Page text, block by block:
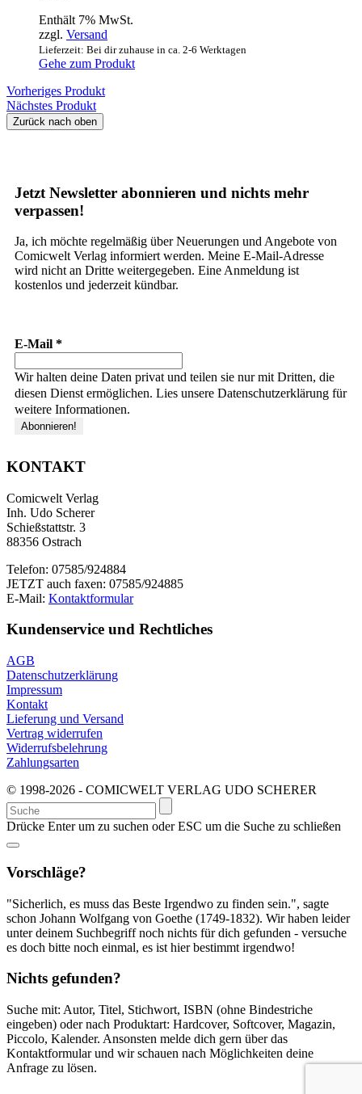
Enthält 7% MwSt.
zzgl. Versand
Lieferzeit: Bei dir zuhause in ca. 2-6 Werktagen
Gehe zum Produkt
Vorheriges Produkt
Nächstes Produkt
Zurück nach oben
Jetzt Newsletter abonnieren und nichts mehr
verpassen!
Ja, ich möchte regelmäßig über Neuerungen und Angebote von
Comicwelt Verlag informiert werden. Meine E-Mail-Adresse
wird nicht an Dritte weitergegeben. Eine Anmeldung ist
kostenlos und jederzeit kündbar.
E-Mail *
Wir halten deine Daten privat und teilen sie nur mit Dritten, die
diesen Dienst ermöglichen. Lies unsere Datenschutzerklärung für
weitere Informationen.
KONTAKT
Comicwelt Verlag
Inh. Udo Scherer
Schießstattstr. 3
88356 Ostrach
Telefon: 07585/924884
JETZT auch faxen: 07585/924885
E-Mail: Kontaktformular
Kundenservice und Rechtliches
AGB
Datenschutzerklärung
Impressum
Kontakt
Lieferung und Versand
Vertrag widerrufen
Widerrufsbelehrung
Zahlungsarten
© 1998-2026 - COMICWELT VERLAG UDO SCHERER
Suchen
nach:
Drücke Enter um zu suchen oder ESC um die Suche zu schließen
Vorschläge?
"Sicherlich, es muss das Beste Irgendwo zu finden sein.", sagte
schon Johann Wolfgang von Goethe (1749-1832). Wir haben leider
unter deinem Suchbegriff noch nichts für dich gefunden - versuche
es doch bitte noch einmal, es ist hier bestimmt irgendwo!
Nichts gefunden?
Suche mit: Autor, Titel, Stichwort, ISBN (ohne Bindestriche
eingeben) oder nach Produktart: Hardcover, Softcover, Magazin,
Piccolo, Kalender. Ansonsten melde dich gern über das
Kontaktformular und wir schauen nach Möglichkeiten deine
Anfrage zu lösen.